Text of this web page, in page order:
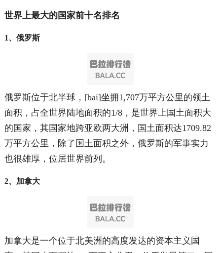
世界上最大的国家前十名排名
1、俄罗斯
俄罗斯位于北半球，[bai]坐拥1,707万平方公里的领土
面积，占全世界陆地面积的1/8，是世界上国土面积大
的国家，其国家地跨亚欧两大洲，国土面积达1709.82
万平方公里，除了国土面积之外，俄罗斯的军事实力
也很雄厚，位居世界前列。
2、加拿大
加拿大是一个位于北美洲的高度发达的资本主义国